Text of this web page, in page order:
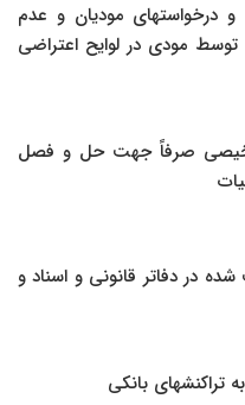
و درخواستهای مودیان و عدم
مودی در لوایح اعتراضی
صرفاً جهت حل و فصل
در دفاتر قانونی و اسناد و